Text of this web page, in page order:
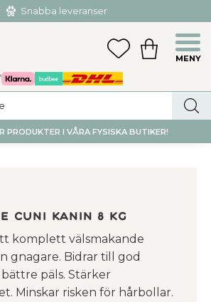
Snabba leveranser
i butiken i Tumba eller Huddinge C
FAVORITER
KUNDVAGN
PRODUKTER I VÅRA FYSISKA BUTIKER!
Cuni Kanin 8 kg
komplett välsmakande
gnagare. Bidrar till god
päls. Stärker
Minskar risken för hårbollar.